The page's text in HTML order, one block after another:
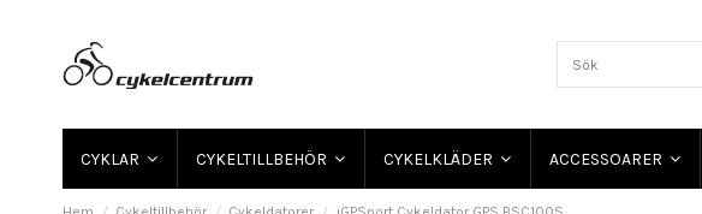
CYKLAR CYKELTILLBEHÖR CYKELKLÄDER ACCESSOARER